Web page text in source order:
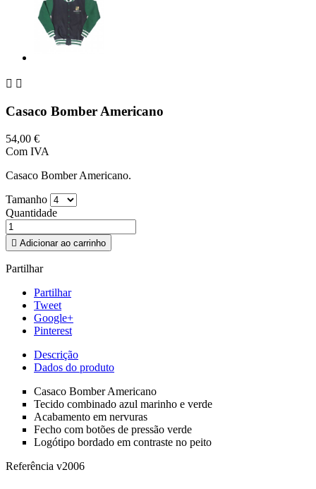
 
Casaco Bomber Americano
54,00 €
Com IVA
Casaco Bomber Americano.
Tamanho
Quantidade
 Adicionar ao carrinho
Partilhar
Partilhar
Tweet
Google+
Pinterest
Descrição
Dados do produto
Casaco Bomber Americano
Tecido combinado azul marinho e verde
Acabamento em nervuras
Fecho com botões de pressão verde
Logótipo bordado em contraste no peito
Referência v2006